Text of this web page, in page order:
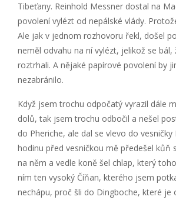
Tibeťany. Reinhold Messner dostal na
povolení vylézt od nepálské vlády.
Ale jak v jednom rozhovoru řekl, došel
neměl odvahu na ní vylézt, jelikož se bál,
roztrhali. A nějaké papírové povolení by
nezabránilo.
Když jsem trochu odpočatý vyrazil dále
dolů, tak jsem trochu odbočil a nešel
do Pheriche, ale dal se vlevo do vesničky
hodinu před vesničkou mě předešel kůň
na něm a vedle koně šel chlap, který
ním ten vysoký Číňan, kterého jsem
nechápu, proč šli do Dingboche, které je